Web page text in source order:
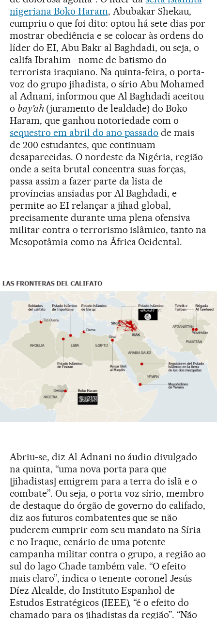
nigeriana Boko Haram, Abubakar Shekau,
cumpriu o que foi dito: optou há sete dias por
mostrar obediência e se colocar às ordens do
líder do EI, Abu Bakr al Baghdadi, ou seja, o
califa Ibrahim –nome de batismo do
terrorista iraquiano. Na quinta-feira, o porta-
voz do grupo jihadista, o sírio Abu Mohamed
al Adnani, informou que Al Baghdadi aceitou
o bay’ah (juramento de lealdade) do Boko
Haram, que ganhou notoriedade com o
sequestro em abril do ano passado de mais
de 200 estudantes, que continuam
desaparecidas. O nordeste da Nigéria, região
onde a seita brutal concentra suas forças,
passa assim a fazer parte da lista de
províncias ansiadas por Al Baghdadi, e
permite ao EI relançar a jihad global,
precisamente durante uma plena ofensiva
militar contra o terrorismo islâmico, tanto na
Mesopotâmia como na África Ocidental.
Abriu-se, diz Al Adnani no áudio divulgado
na quinta, “uma nova porta para que
[jihadistas] emigrem para a terra do islã e o
combate”. Ou seja, o porta-voz sírio, membro
de destaque do órgão de governo do califado,
diz aos futuros combatentes que se não
puderem cumprir com seu mandato na Síria
e no Iraque, cenário de uma potente
campanha militar contra o grupo, a região ao
sul do lago Chade também vale. “O efeito
mais claro”, indica o tenente-coronel Jesús
Díez Alcalde, do Instituto Espanhol de
Estudos Estratégicos (IEEE), “é o efeito do
chamado para os jihadistas da região”. “Não